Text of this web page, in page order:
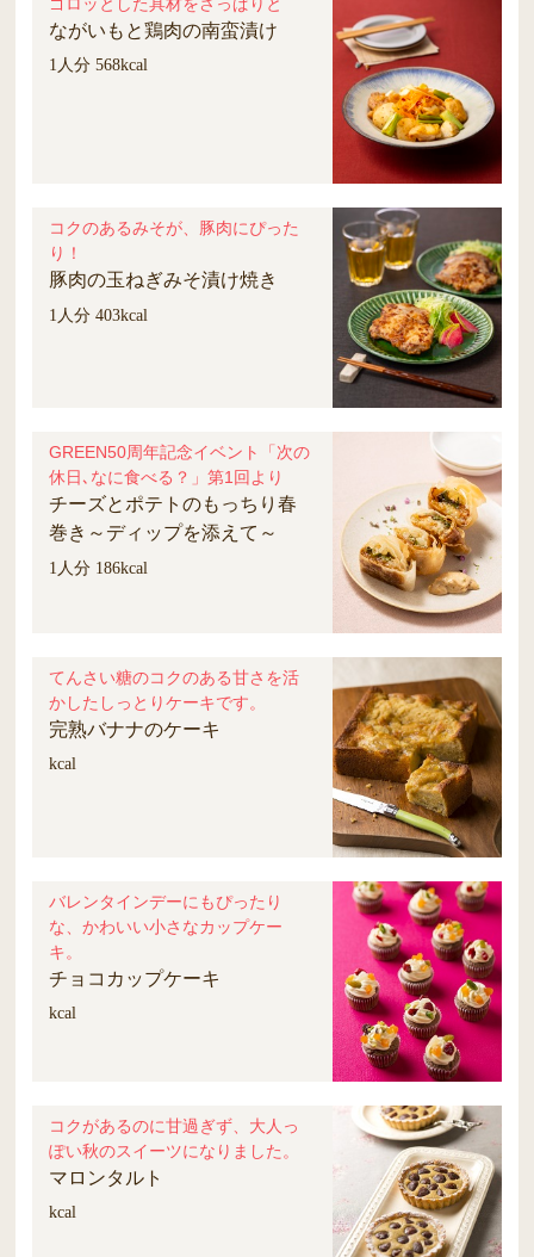
ながいもと鶏肉の南蛮漬け
1人分 568kcal
コクのあるみそが、豚肉にぴった
り！
豚肉の玉ねぎみそ漬け焼き
1人分 403kcal
GREEN50周年記念イベント「次の
休日､なに食べる？」第1回より
チーズとポテトのもっちり春
巻き～ディップを添えて～
1人分 186kcal
てんさい糖のコクのある甘さを活
かしたしっとりケーキです。
完熟バナナのケーキ
kcal
バレンタインデーにもぴったり
な、かわいい小さなカップケー
キ。
チョコカップケーキ
kcal
コクがあるのに甘過ぎず、大人っ
ぽい秋のスイーツになりました。
マロンタルト
kcal